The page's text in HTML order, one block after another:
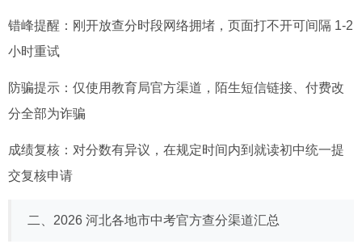
错峰提醒：刚开放查分时段网络拥堵，页面打不开可间隔 1-2
小时重试
防骗提示：仅使用教育局官方渠道，陌生短信链接、付费改
分全部为诈骗
成绩复核：对分数有异议，在规定时间内到就读初中统一提
交复核申请
二、2026 河北各地市中考官方查分渠道汇总